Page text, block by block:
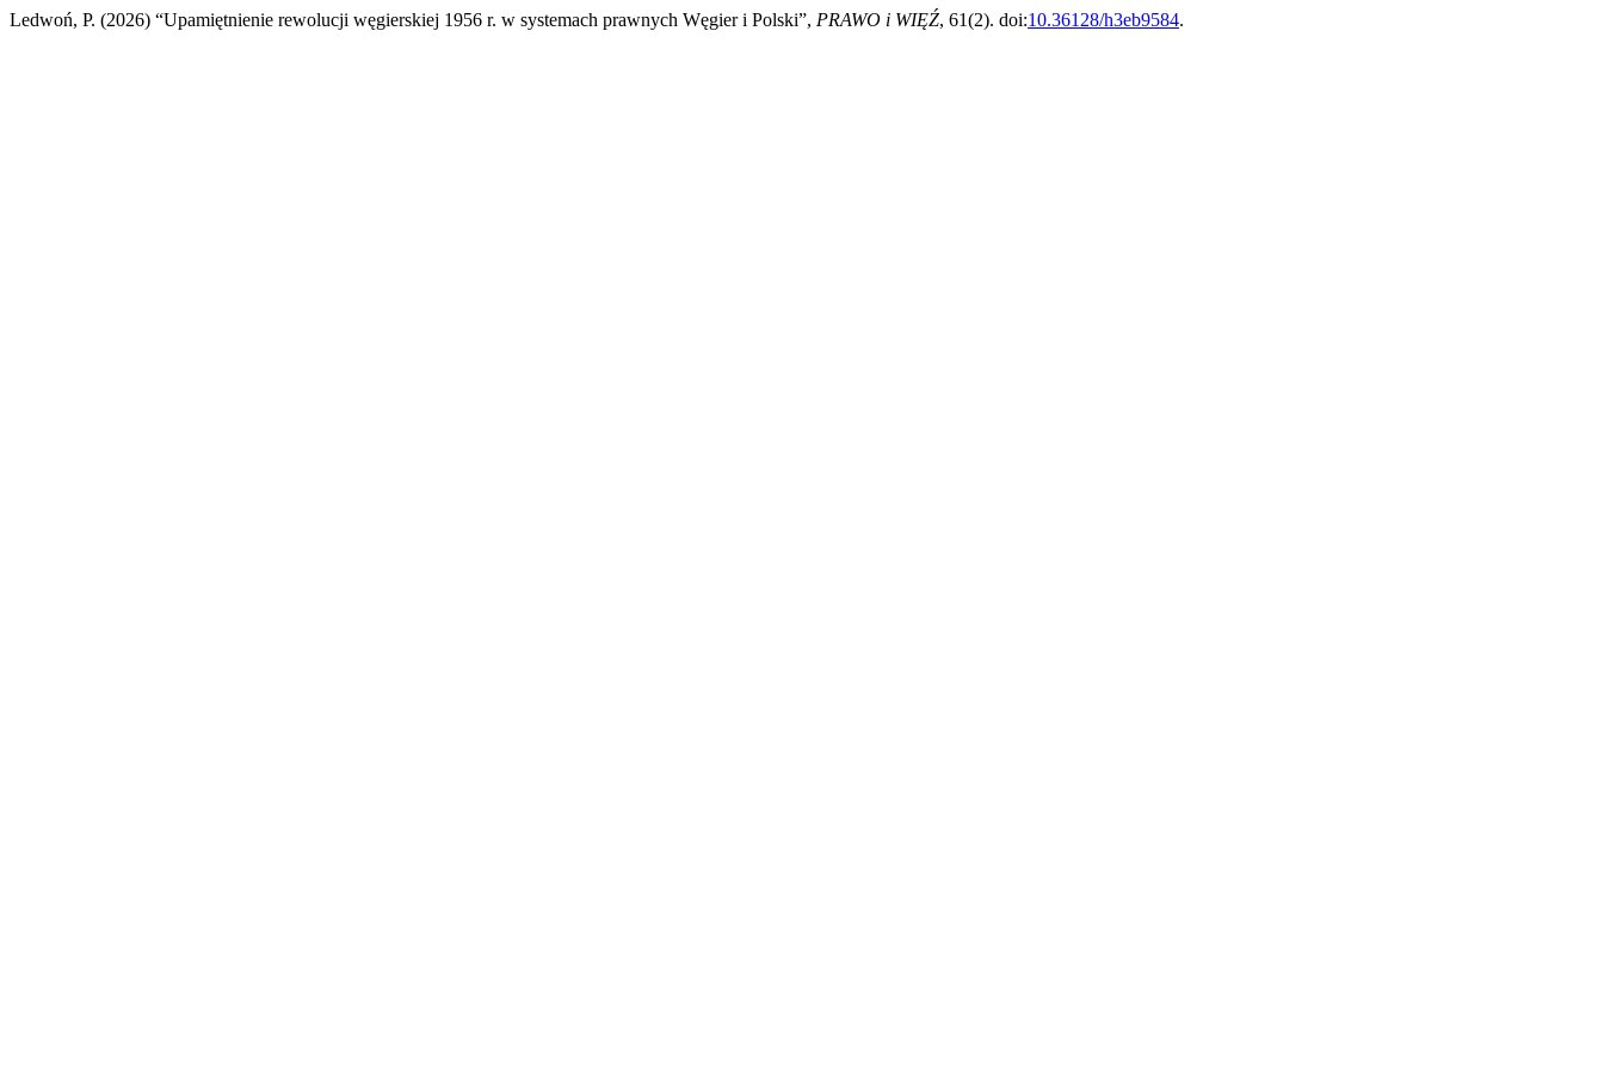
Ledwoń, P. (2026) “Upamiętnienie rewolucji węgierskiej 1956 r. w systemach prawnych Węgier i Polski”, PRAWO i WIĘŹ, 61(2). doi:10.36128/h3eb9584.